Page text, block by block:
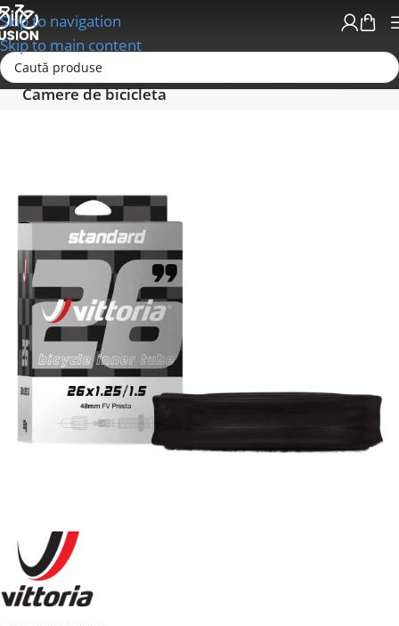
Skip to navigation
Skip to main content
Prima pagină
Camere de bicicleta